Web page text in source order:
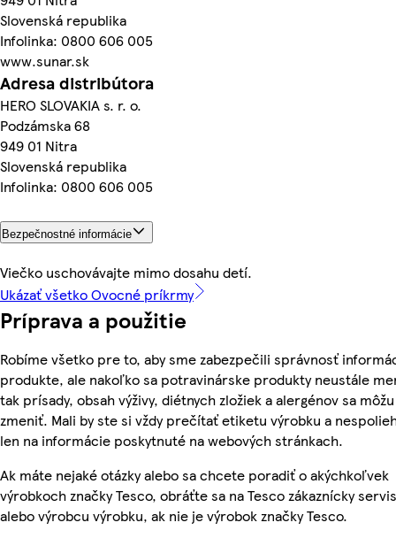
Slovenská republika
Infolinka: 0800 606 005
www.sunar.sk
Adresa distribútora
HERO SLOVAKIA s. r. o.
Podzámska 68
949 01 Nitra
Slovenská republika
Infolinka: 0800 606 005
Bezpečnostné informácie
Viečko uschovávajte mimo dosahu detí.
Ukázať všetko Ovocné príkrmy
Príprava a použitie
Robíme všetko pre to, aby sme zabezpečili správnosť
produkte, ale nakoľko sa potravinárske produkty neustále
tak prísady, obsah výživy, diétnych zložiek a alergénov sa môžu
zmeniť. Mali by ste si vždy prečítať etiketu výrobku a
len na informácie poskytnuté na webových stránkach.
Ak máte nejaké otázky alebo sa chcete poradiť o akýchkoľvek
výrobkoch značky Tesco, obráťte sa na Tesco zákaznícky
alebo výrobcu výrobku, ak nie je výrobok značky Tesco.